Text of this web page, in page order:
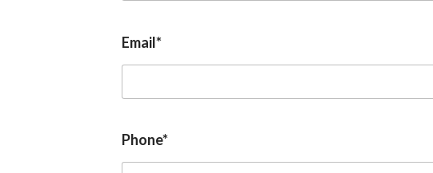
Email*
Phone*